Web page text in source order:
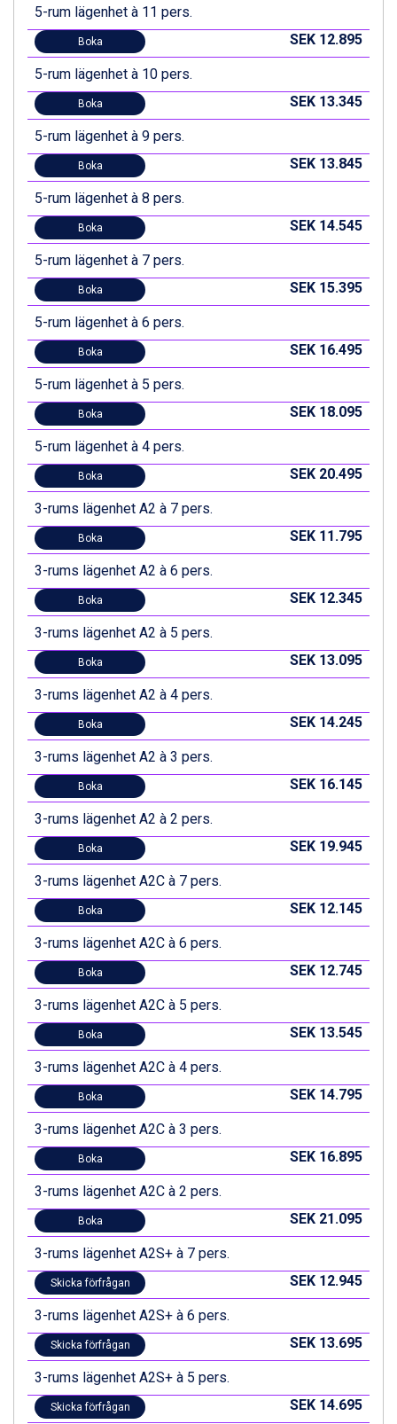
5-rum lägenhet à 11 pers.
Boka SEK 12.895
5-rum lägenhet à 10 pers.
Boka SEK 13.345
5-rum lägenhet à 9 pers.
Boka SEK 13.845
5-rum lägenhet à 8 pers.
Boka SEK 14.545
5-rum lägenhet à 7 pers.
Boka SEK 15.395
5-rum lägenhet à 6 pers.
Boka SEK 16.495
5-rum lägenhet à 5 pers.
Boka SEK 18.095
5-rum lägenhet à 4 pers.
Boka SEK 20.495
3-rums lägenhet A2 à 7 pers.
Boka SEK 11.795
3-rums lägenhet A2 à 6 pers.
Boka SEK 12.345
3-rums lägenhet A2 à 5 pers.
Boka SEK 13.095
3-rums lägenhet A2 à 4 pers.
Boka SEK 14.245
3-rums lägenhet A2 à 3 pers.
Boka SEK 16.145
3-rums lägenhet A2 à 2 pers.
Boka SEK 19.945
3-rums lägenhet A2C à 7 pers.
Boka SEK 12.145
3-rums lägenhet A2C à 6 pers.
Boka SEK 12.745
3-rums lägenhet A2C à 5 pers.
Boka SEK 13.545
3-rums lägenhet A2C à 4 pers.
Boka SEK 14.795
3-rums lägenhet A2C à 3 pers.
Boka SEK 16.895
3-rums lägenhet A2C à 2 pers.
Boka SEK 21.095
3-rums lägenhet A2S+ à 7 pers.
Skicka förfrågan SEK 12.945
3-rums lägenhet A2S+ à 6 pers.
Skicka förfrågan SEK 13.695
3-rums lägenhet A2S+ à 5 pers.
Skicka förfrågan SEK 14.695